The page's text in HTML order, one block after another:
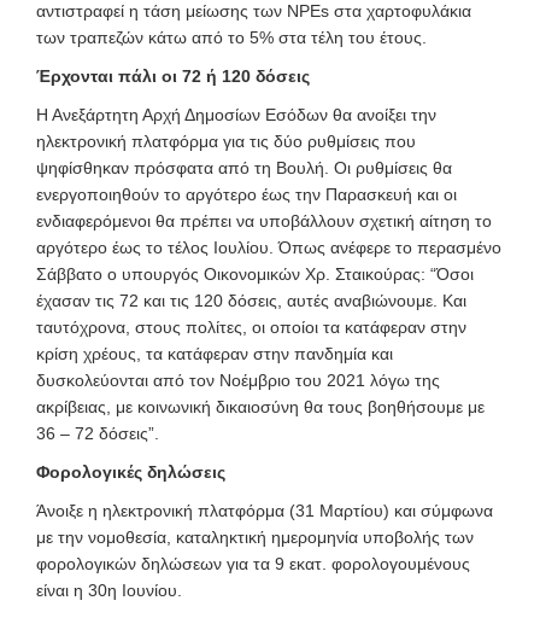
αντιστραφεί η τάση μείωσης των NPEs στα χαρτοφυλάκια
των τραπεζών κάτω από το 5% στα τέλη του έτους.
Έρχονται πάλι οι 72 ή 120 δόσεις
Η Ανεξάρτητη Αρχή Δημοσίων Εσόδων θα ανοίξει την
ηλεκτρονική πλατφόρμα για τις δύο ρυθμίσεις που
ψηφίσθηκαν πρόσφατα από τη Βουλή. Οι ρυθμίσεις θα
ενεργοποιηθούν το αργότερο έως την Παρασκευή και οι
ενδιαφερόμενοι θα πρέπει να υποβάλλουν σχετική αίτηση το
αργότερο έως το τέλος Ιουλίου. Όπως ανέφερε το περασμένο
Σάββατο ο υπουργός Οικονομικών Χρ. Σταικούρας: “Όσοι
έχασαν τις 72 και τις 120 δόσεις, αυτές αναβιώνουμε. Και
ταυτόχρονα, στους πολίτες, οι οποίοι τα κατάφεραν στην
κρίση χρέους, τα κατάφεραν στην πανδημία και
δυσκολεύονται από τον Νοέμβριο του 2021 λόγω της
ακρίβειας, με κοινωνική δικαιοσύνη θα τους βοηθήσουμε με
36 – 72 δόσεις”.
Φορολογικές δηλώσεις
Άνοιξε η ηλεκτρονική πλατφόρμα (31 Μαρτίου) και σύμφωνα
με την νομοθεσία, καταληκτική ημερομηνία υποβολής των
φορολογικών δηλώσεων για τα 9 εκατ. φορολογουμένους
είναι η 30η Ιουνίου.